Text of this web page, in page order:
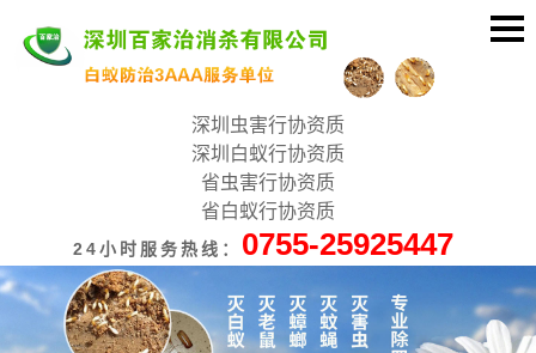
深圳虫害行协资质
深圳白蚁行协资质
省虫害行协资质
省白蚁行协资质
24小时服务热线： 0755-25925447